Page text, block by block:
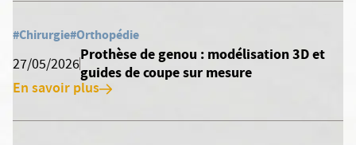
#Chirurgie#Orthopédie
27/05/2026
Prothèse de genou : modélisation 3D et
guides de coupe sur mesure
En savoir plus